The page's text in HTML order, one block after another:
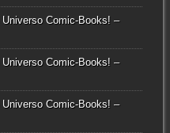
Universo Comic-Books! –
Universo Comic-Books! –
Universo Comic-Books! –